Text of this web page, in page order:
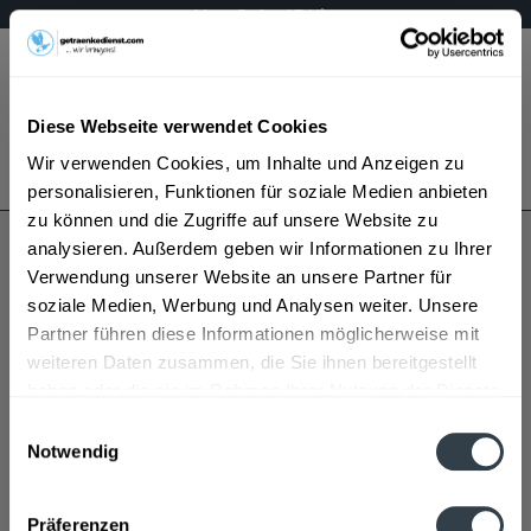
Diese Webseite verwendet Cookies
Wir verwenden Cookies, um Inhalte und Anzeigen zu
personalisieren, Funktionen für soziale Medien anbieten
zu können und die Zugriffe auf unsere Website zu
analysieren. Außerdem geben wir Informationen zu Ihrer
Verwendung unserer Website an unsere Partner für
soziale Medien, Werbung und Analysen weiter. Unsere
Partner führen diese Informationen möglicherweise mit
weiteren Daten zusammen, die Sie ihnen bereitgestellt
Notwendig
Präferenzen
Mo – Fr 9 – 17 Uhr
Menü
Bestellung widerrufen
Es gilt unsere Datenschutzerklärung
Schluckspecht
Schluckspecht wird in den folgenden Regionen,
Städten, Orten und Postleitzahl-Gebieten geliefert